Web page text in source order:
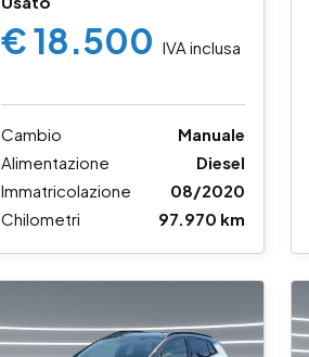
€ 18.500 IVA inclusa
Cambio
Manuale
Alimentazione
Diesel
Immatricolazione
08/2020
Chilometri
97.970 km